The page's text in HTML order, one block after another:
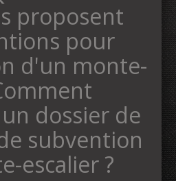
proposent
pour
d'un monte-
dossier de
subvention
escalier ?